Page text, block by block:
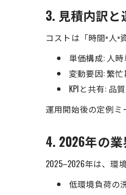
3. 見積内訳
コストは「時間×人×
単価構成: 人
変動要因: 繁
KPIと共有: 品
運用開始後の定例ミ
4. 2026年の
2025–2026年は、環
低環境負荷の